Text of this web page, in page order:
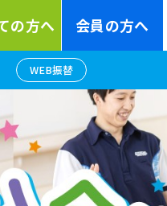
の方へ 会員の方へ
WEB振替